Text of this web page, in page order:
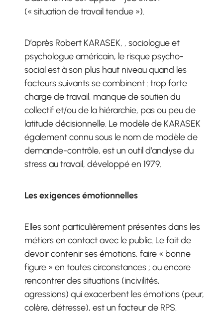
(« situation de travail tendue »).
D’après Robert KARASEK, , sociologue et
psychologue américain, le risque psycho-
social est à son plus haut niveau quand les
facteurs suivants se combinent : trop forte
charge de travail, manque de soutien du
collectif et/ou de la hiérarchie, pas ou peu de
latitude décisionnelle. Le modèle de KARASEK
également connu sous le nom de modèle de
demande-contrôle, est un outil d’analyse du
stress au travail, développé en 1979.
Les exigences émotionnelles
Elles sont particulièrement présentes dans les
métiers en contact avec le public. Le fait de
devoir contenir ses émotions, faire « bonne
figure » en toutes circonstances ; ou encore
rencontrer des situations (incivilités,
agressions) qui exacerbent les émotions (peur,
colère, détresse), est un facteur de RPS.